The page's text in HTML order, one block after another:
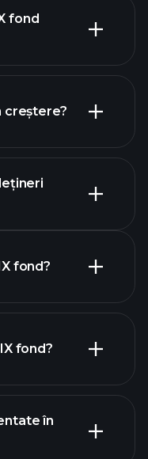
fond
creștere?
fond?
fond?
în